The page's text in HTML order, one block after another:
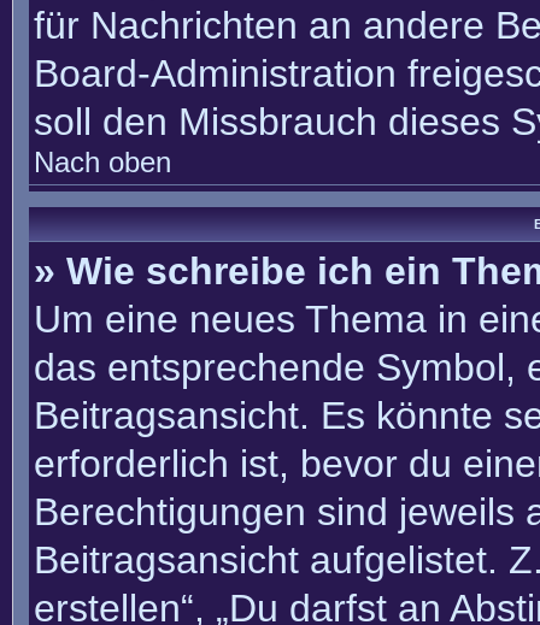
für Nachrichten an andere
Board-Administration
soll den Missbrauch dieses
Nach oben
» Wie schreibe ich ein
Um eine neues Thema in
das entsprechende Symbol,
Beitragsansicht. Es könnte
erforderlich ist, bevor du
Berechtigungen sind jeweils
Beitragsansicht aufgelistet.
erstellen“, „Du darfst an